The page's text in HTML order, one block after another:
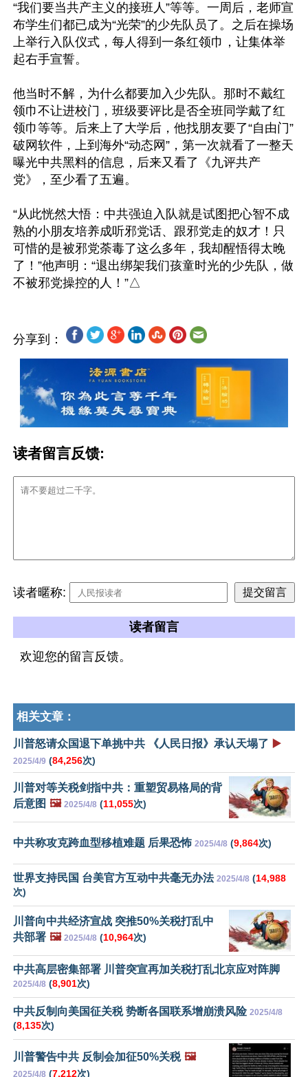
“我们要当共产主义的接班人”等等。一周后，老师宣
布学生们都已成为“光荣”的少先队员了。之后在操场
上举行入队仪式，每人得到一条红领巾，让集体举
起右手宣誓。
他当时不解，为什么都要加入少先队。那时不戴红
领巾不让进校门，班级要评比是否全班同学戴了红
领巾等等。后来上了大学后，他找朋友要了“自由门”
破网软件，上到海外“动态网”，第一次就看了一整天
曝光中共黑料的信息，后来又看了《九评共产
党》，至少看了五遍。
“从此恍然大悟：中共强迫入队就是试图把心智不成
熟的小朋友培养成听邪党话、跟邪党走的奴才！只
可惜的是被邪党荼毒了这么多年，我却醒悟得太晚
了！”他声明：“退出绑架我们孩童时光的少先队，做
分享到：
读者留言反馈:
读者暱称:
读者留言
欢迎您的留言反馈。
相关文章：
川普怒请众国退下单挑中共 《人民日报》承认天塌了 ▶️
2025/4/9 (84,256次)
川普对等关税剑指中共：重塑贸易格局的背
后意图 🖼️ 2025/4/8 (11,055次)
中共称攻克跨血型移植难题 后果恐怖 2025/4/8 (9,864次)
世界支持民国 台美官方互动中共毫无办法 2025/4/8 (14,988
次)
川普向中共经济宣战 突推50%关税打乱中
共部署 🖼️ 2025/4/8 (10,964次)
中共高层密集部署 川普突宣再加关税打乱北京应对阵脚
2025/4/8 (8,901次)
中共反制向美国征关税 势断各国联系增崩溃风险 2025/4/8
(8,135次)
川普警告中共 反制会加征50%关税 🖼️
2025/4/8 (7,212次)